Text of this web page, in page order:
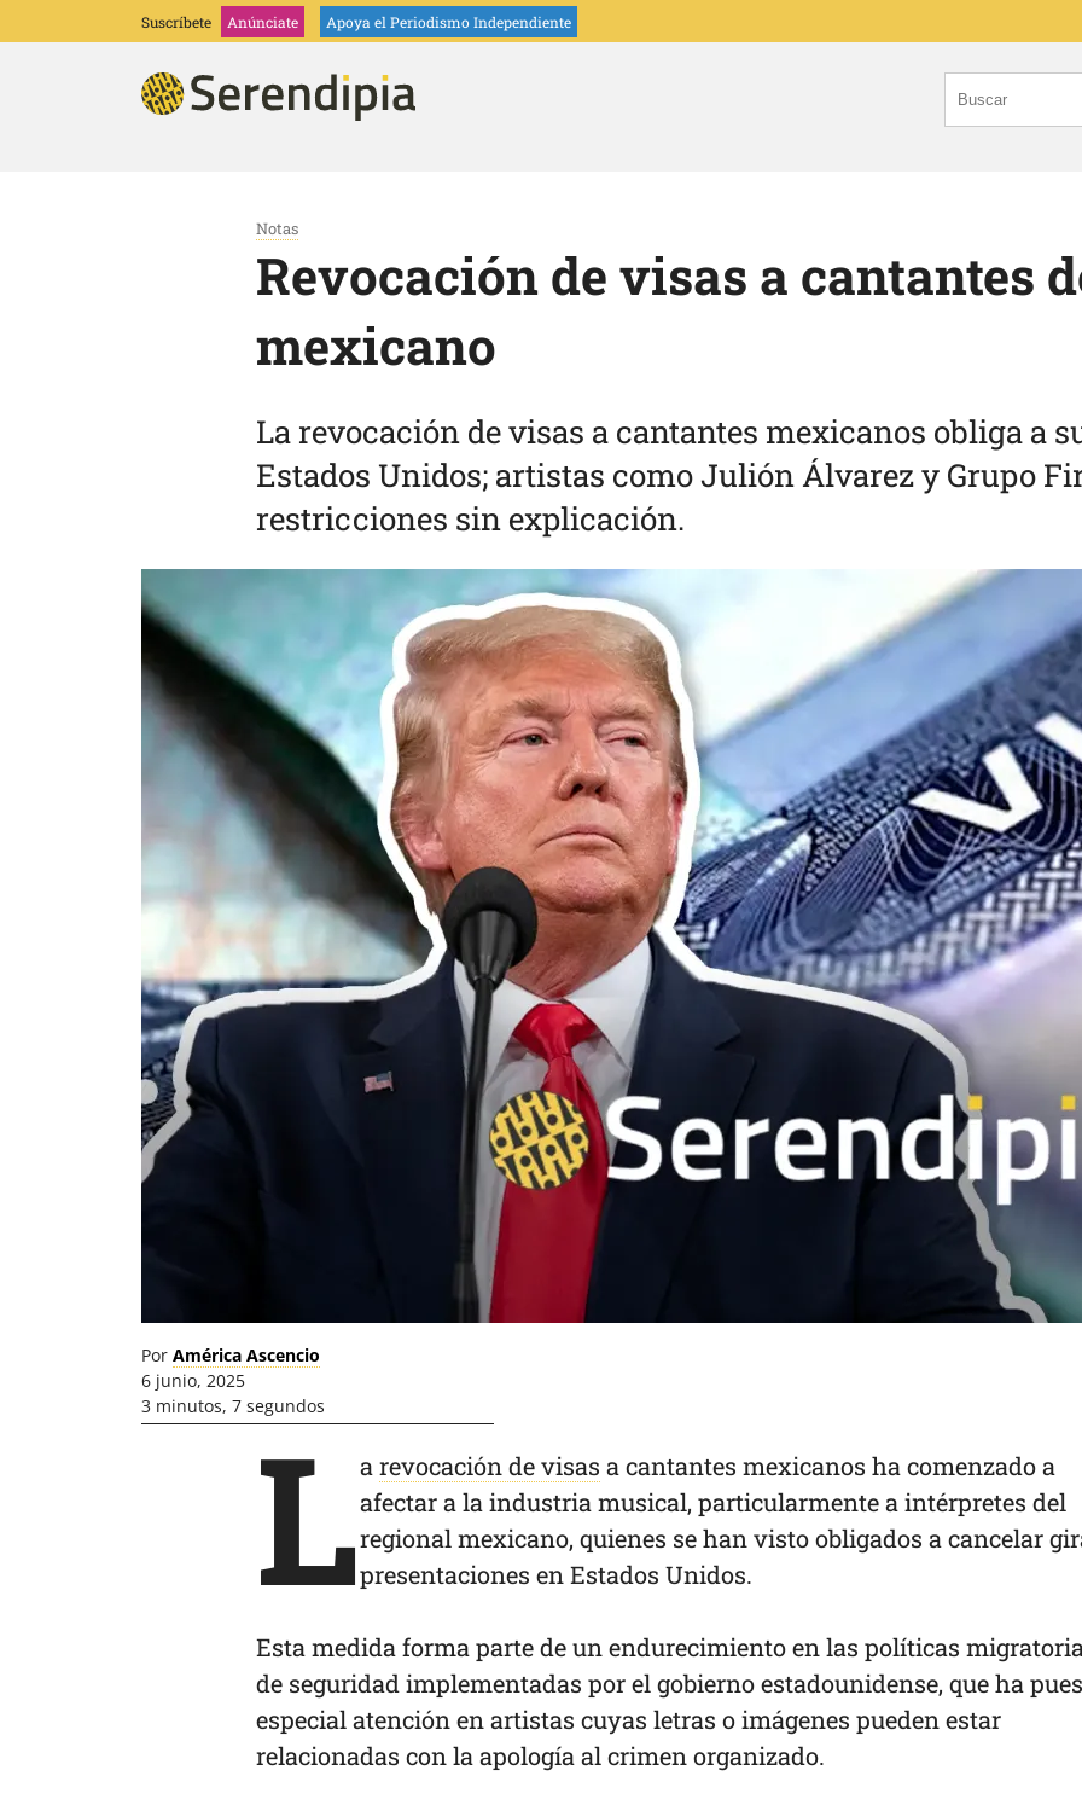
Suscríbete Anúnciate Apoya el Periodismo Independiente
Notas
Revocación de visas a cantantes
mexicano
La revocación de visas a cantantes mexicanos obliga a
Estados Unidos; artistas como Julión Álvarez y Grupo
restricciones sin explicación.
Por América Ascencio
6 junio, 2025
3 minutos, 7 segundos
La revocación de visas a cantantes mexicanos ha comenzado a
afectar a la industria musical, particularmente a intérpretes del
regional mexicano, quienes se han visto obligados a cancelar
presentaciones en Estados Unidos.
Esta medida forma parte de un endurecimiento en las políticas
de seguridad implementadas por el gobierno estadounidense, que ha
especial atención en artistas cuyas letras o imágenes pueden estar
relacionadas con la apología al crimen organizado.